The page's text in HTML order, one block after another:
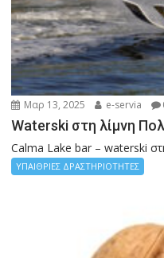
Μαρ 13, 2025 e-servia
Waterski στη λίμνη
Calma Lake bar – waterski
ΥΠΑΙΘΡΙΕΣ ΔΡΑΣΤΗΡΙΟΤΗΤΕΣ